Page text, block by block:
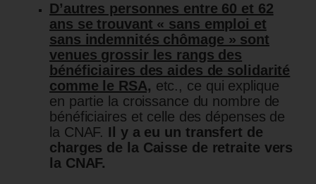
D’autres personnes entre 60 et 62
ans se trouvant « sans emploi et
sans indemnités chômage » sont
venues grossir les rangs des
bénéficiaires des aides de solidarité
comme le RSA, etc., ce qui explique
en partie la croissance du nombre de
bénéficiaires et celle des dépenses de
la CNAF. Il y a eu un transfert de
charges de la Caisse de retraite vers
la CNAF.